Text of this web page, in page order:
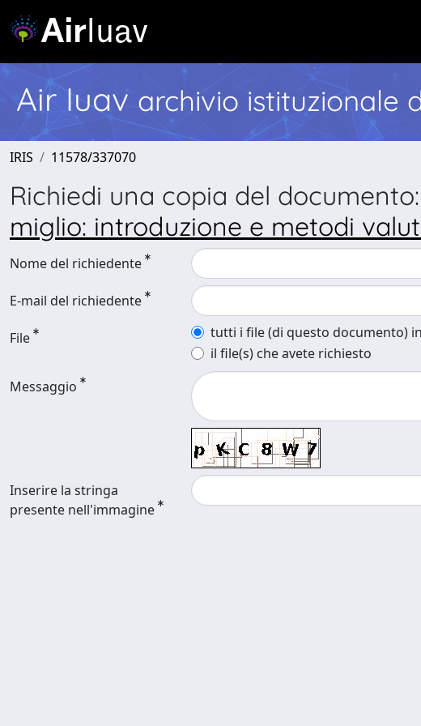
Air Iuav archivio istituzionale
IRIS 11578/337070
Richiedi una copia del documento:
miglio: introduzione e metodi
Nome del richiedente
E-mail del richiedente
File
tutti i file (di questo documento)
il file(s) che avete richiesto
Messaggio
Inserire la stringa
presente nell'immagine